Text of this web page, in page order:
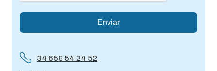
Enviar
34 659 54 24 52